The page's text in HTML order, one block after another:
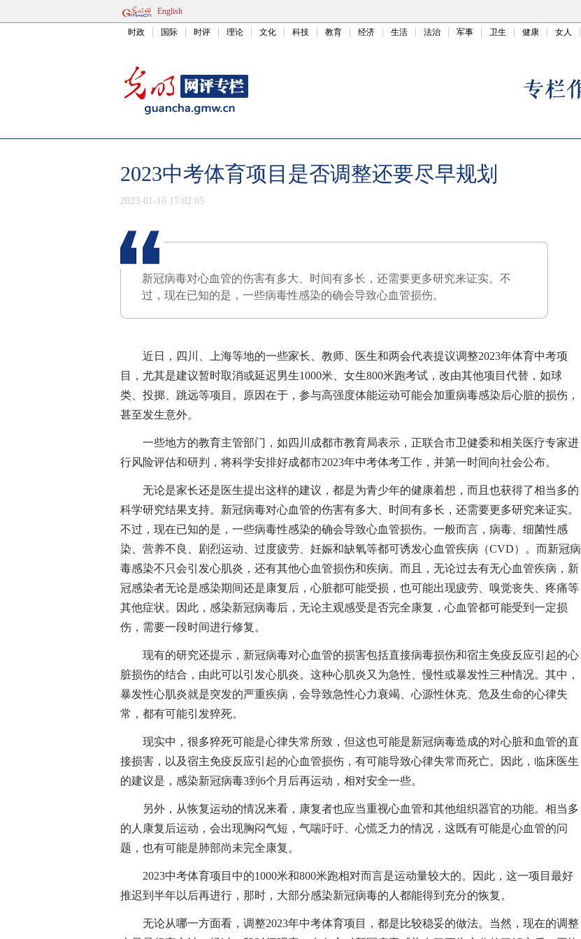
English
时政 国际 时评 理论 文化 科技 教育 经济 生活 法治 军事 卫生 健康 女人
2023中考体育项目是否调整还要尽早规划
2023-01-16 17:02:05
新冠病毒对心血管的伤害有多大、时间有多长，还需要更多研究来证实。不
过，现在已知的是，一些病毒性感染的确会导致心血管损伤。
近日，四川、上海等地的一些家长、教师、医生和两会代表提议调整2023年体育中考项
目，尤其是建议暂时取消或延迟男生1000米、女生800米跑考试，改由其他项目代替，如球
类、投掷、跳远等项目。原因在于，参与高强度体能运动可能会加重病毒感染后心脏的损伤，
甚至发生意外。
一些地方的教育主管部门，如四川成都市教育局表示，正联合市卫健委和相关医疗专家进
行风险评估和研判，将科学安排好成都市2023年中考体考工作，并第一时间向社会公布。
无论是家长还是医生提出这样的建议，都是为青少年的健康着想，而且也获得了相当多的
科学研究结果支持。新冠病毒对心血管的伤害有多大、时间有多长，还需要更多研究来证实。
不过，现在已知的是，一些病毒性感染的确会导致心血管损伤。一般而言，病毒、细菌性感
染、营养不良、剧烈运动、过度疲劳、妊娠和缺氧等都可诱发心血管疾病（CVD）。而新冠病
毒感染不只会引发心肌炎，还有其他心血管损伤和疾病。而且，无论过去有无心血管疾病，新
冠感染者无论是感染期间还是康复后，心脏都可能受损，也可能出现疲劳、嗅觉丧失、疼痛等
其他症状。因此，感染新冠病毒后，无论主观感受是否完全康复，心血管都可能受到一定损
伤，需要一段时间进行修复。
现有的研究还提示，新冠病毒对心血管的损害包括直接病毒损伤和宿主免疫反应引起的心
脏损伤的结合，由此可以引发心肌炎。这种心肌炎又为急性、慢性或暴发性三种情况。其中，
暴发性心肌炎就是突发的严重疾病，会导致急性心力衰竭、心源性休克、危及生命的心律失
常，都有可能引发猝死。
现实中，很多猝死可能是心律失常所致，但这也可能是新冠病毒造成的对心脏和血管的直
接损害，以及宿主免疫反应引起的心血管损伤，有可能导致心律失常而死亡。因此，临床医生
的建议是，感染新冠病毒3到6个月后再运动，相对安全一些。
另外，从恢复运动的情况来看，康复者也应当重视心血管和其他组织器官的功能。相当多
的人康复后运动，会出现胸闷气短，气喘吁吁、心慌乏力的情况，这既有可能是心血管的问
题，也有可能是肺部尚未完全康复。
2023中考体育项目中的1000米和800米跑相对而言是运动量较大的。因此，这一项目最好
推迟到半年以后再进行，那时，大部分感染新冠病毒的人都能得到充分的恢复。
无论从哪一方面看，调整2023年中考体育项目，都是比较稳妥的做法。当然，现在的调整